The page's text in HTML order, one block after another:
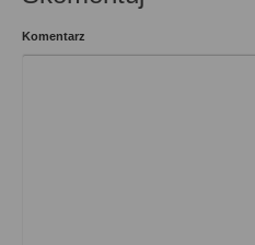
Komentarz